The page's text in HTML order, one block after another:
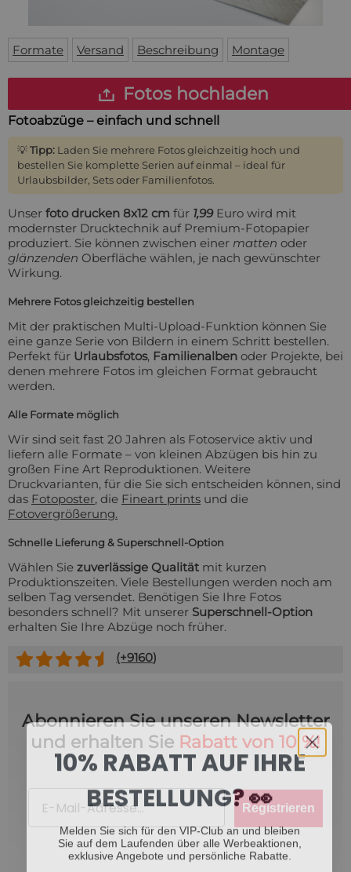
Bodenmatte
Custom skateboard deck
Lieferzeiten
Login
WhatsApp
Formate Versand Beschreibung Montage
Fotos hochladen
Fotoabzüge – einfach und schnell
💡Tipp: Laden Sie mehrere Fotos gleichzeitig hoch und
bestellen Sie komplette Serien auf einmal – ideal für
Urlaubsbilder, Sets oder Familienfotos.
Unser foto drucken 8x12 cm für 1,99Euro wird mit
modernster Drucktechnik auf Premium-Fotopapier
produziert. Sie können zwischen einer matten oder
glänzenden Oberfläche wählen, je nach gewünschter
Wirkung.
Mehrere Fotos gleichzeitig bestellen
Mit der praktischen Multi-Upload-Funktion können Sie
eine ganze Serie von Bildern in einem Schritt bestellen.
Perfekt für Urlaubsfotos, Familienalben oder Projekte, bei
denen mehrere Fotos im gleichen Format gebraucht
werden.
Alle Formate möglich
Wir sind seit fast 20 Jahren als Fotoservice aktiv und
liefern alle Formate – von kleinen Abzügen bis hin zu
großen Fine Art Reproduktionen. Weitere
Druckvarianten, für die Sie sich entscheiden können, sind
das Fotoposter, die Fineart prints und die
Fotovergrößerung.
Schnelle Lieferung & Superschnell-Option
Wählen Sie zuverlässige Qualität mit kurzen
Produktionszeiten. Viele Bestellungen werden noch am
selben Tag versendet. Benötigen Sie Ihre Fotos
besonders schnell? Mit unserer Superschnell-Option
erhalten Sie Ihre Abzüge noch früher.
(+9160)
Abonnieren Sie unseren Newsletter
und erhalten Sie Rabatt von 10 %!
Registrieren
10% RABATT AUF IHRE
BESTELLUNG? 👀
Melden Sie sich für den VIP-Club an und bleiben
Sie auf dem Laufenden über alle Werbeaktionen,
exklusive Angebote und persönliche Rabatte.